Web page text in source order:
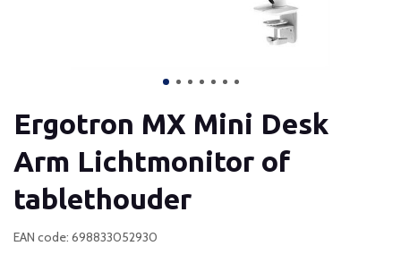
Ergotron MX Mini Desk
Arm Lichtmonitor of
tablethouder
EAN code: 698833052930